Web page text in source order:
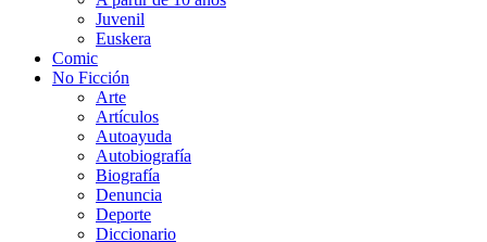
Juvenil
Euskera
Comic
No Ficción
Arte
Artículos
Autoayuda
Autobiografía
Biografía
Denuncia
Deporte
Diccionario